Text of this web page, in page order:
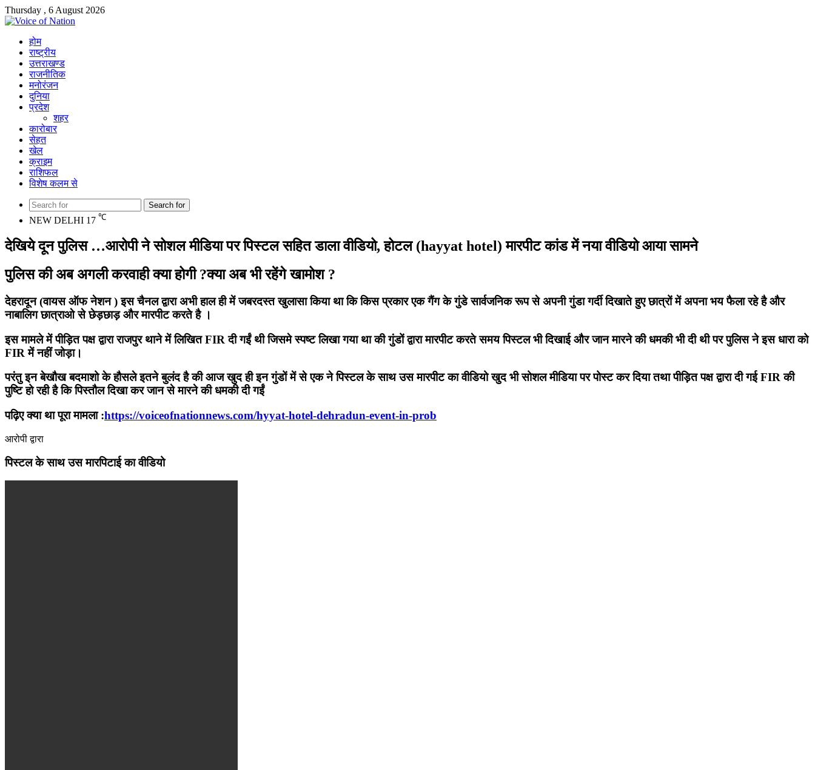
Thursday , 6 August 2026
होम
राष्ट्रीय
उत्तराखण्ड
राजनीतिक
मनोरंजन
दुनिया
प्रदेश
शहर
कारोबार
सेहत
खेल
क्राइम
राशिफल
विशेष कलम से
Search for
NEW DELHI 17 ℃
देखिये दून पुलिस …आरोपी ने सोशल मीडिया पर पिस्टल सहित डाला वीडियो, होटल (hayyat hotel) मारपीट कांड में नया वीडियो आया सामने
पुलिस की अब अगली करवाही क्या होगी ?क्या अब भी रहेंगे खामोश ?
देहरादून (वायस ऑफ नेशन ) इस चैनल द्वारा अभी हाल ही में जबरदस्त खुलासा किया था कि किस प्रकार एक गैंग के गुंडे सार्वजनिक रूप से अपनी गुंडा गर्दी दिखाते हुए छात्रों में अपना भय फैला रहे है और
नाबालिग छात्राओ से छेड़छाड़ और मारपीट करते है ।
इस मामले में पीड़ित पक्ष द्वारा राजपुर थाने में लिखित FIR दी गईं थी जिसमे स्पष्ट लिखा गया था की गुंडों द्वारा मारपीट करते समय पिस्टल भी दिखाई और जान मारने की धमकी भी दी थी पर पुलिस ने इस धारा को
FIR में नहीं जोड़ा।
परंतु इन बेखौख बदमाशो के हौसले इतने बुलंद है की आज खुद ही इन गुंडों में से एक ने पिस्टल के साथ उस मारपीट का वीडियो खुद भी सोशल मीडिया पर पोस्ट कर दिया तथा पीड़ित पक्ष द्वारा दी गई FIR की
पुष्टि हो रही है कि पिस्तौल दिखा कर जान से मारने की धमकी दी गईं
पढ़िए क्या था पूरा मामला :https://voiceofnationnews.com/hyyat-hotel-dehradun-event-in-prob
आरोपी द्वारा
पिस्टल के साथ उस मारपिटाई का वीडियो